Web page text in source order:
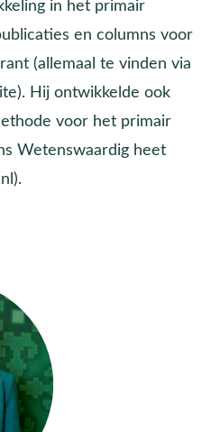
in het primair
en columns voor
(allemaal te vinden via
Hij ontwikkelde ook
voor het primair
Wetenswaardig heet